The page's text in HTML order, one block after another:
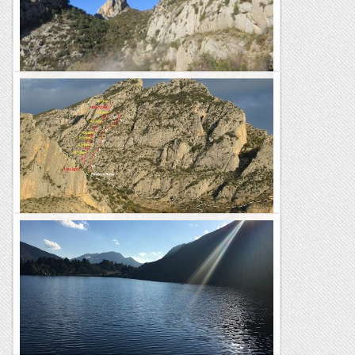
una via suau, perquè el Josep s’està recuperant...
Els Visas
ABELLA DE LA CONCA. Via LLAÇ GROC.
15/01/18: Aquest dilluns quedem amb el Jordi Lluch, ell surt
d’uns dies engripat i aprofitant què han publicat
(sisbemessanapren) dues noves vies a Abella de Conca ens...
Joan asín
"La via del llaç groc"
"La via del llaç groc" ens porta a guanyar metres enllaçant
trams d'escalada amb d'altres de grimpar, és doncs una via
discontinua i sense compromís. Les millors tirades son...
Sisbemessanapren